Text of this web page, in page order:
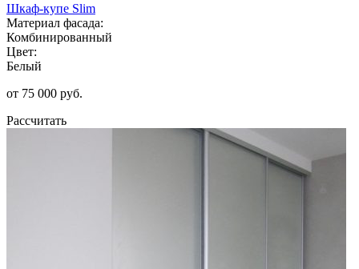
Шкаф-купе Slim
Материал фасада:
Комбинированный
Цвет:
Белый
от 75 000 руб.
Рассчитать